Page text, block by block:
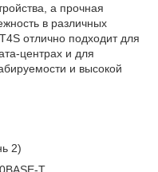
а прочная
в различных
отлично подходит для
центрах и для
и высокой
2)
T